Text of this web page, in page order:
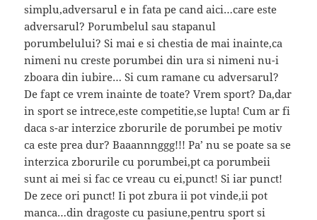
simplu,adversarul e in fata pe cand aici…care este
adversarul? Porumbelul sau stapanul
porumbelului? Si mai e si chestia de mai inainte,ca
nimeni nu creste porumbei din ura si nimeni nu-i
zboara din iubire… Si cum ramane cu adversarul?
De fapt ce vrem inainte de toate? Vrem sport? Da,dar
in sport se intrece,este competitie,se lupta! Cum ar fi
daca s-ar interzice zborurile de porumbei pe motiv
ca este prea dur? Baaannnggg!!! Pa’ nu se poate sa se
interzica zborurile cu porumbei,pt ca porumbeii
sunt ai mei si fac ce vreau cu ei,punct! Si iar punct!
De zece ori punct! Ii pot zbura ii pot vinde,ii pot
manca…din dragoste cu pasiune,pentru sport si